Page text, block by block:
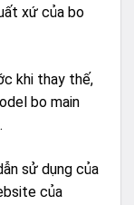
xứ của bo
khi thay thế,
bo main
sử dụng của
của